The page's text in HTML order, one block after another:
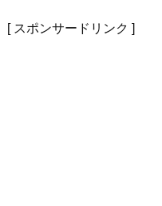
[ スポンサードリンク ]